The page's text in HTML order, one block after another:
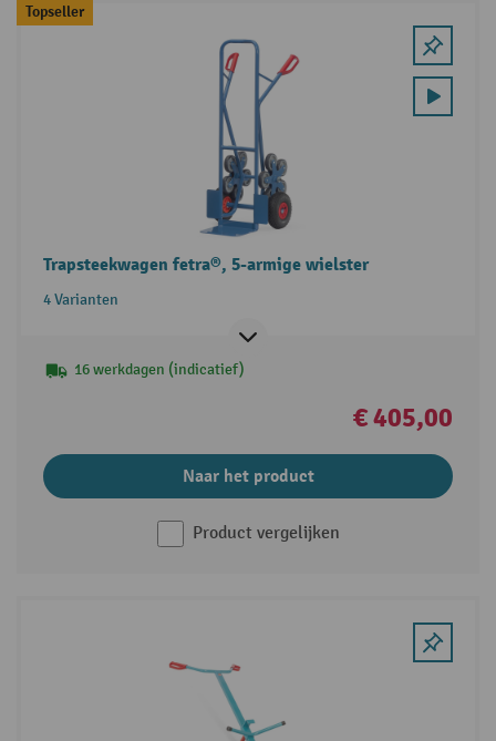
Topseller
Trapsteekwagen fetra®, 5-armige wielster
4 Varianten
16 werkdagen (indicatief)
€ 405,00
Naar het product
Product vergelijken